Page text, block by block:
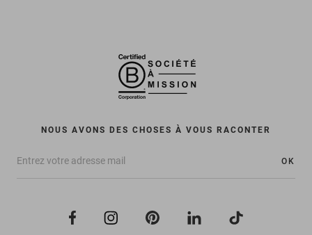
NOUS AVONS DES CHOSES À VOUS RACONTER
OK